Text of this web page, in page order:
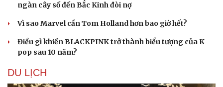
ngàn cây số đến Bắc Kinh đòi nợ
Vì sao Marvel cần Tom Holland hơn bao giờ hết?
Điều gì khiến BLACKPINK trở thành biểu tượng của K-
pop sau 10 năm?
DU LỊCH